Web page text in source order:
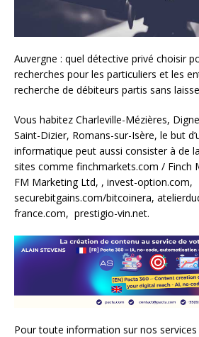
Auvergne : quel détective privé choisir
recherches pour les particuliers et les
recherche de débiteurs partis sans
Vous habitez Charleville-Mézières,
Saint-Dizier, Romans-sur-Isère, le but
informatique peut aussi consister à de
sites comme finchmarkets.com / Finch
FM Marketing Ltd, , invest-option.com,
securebitgains.com/bitcoinera,
france.com, prestigio-vin.net.
Pour toute information sur nos services